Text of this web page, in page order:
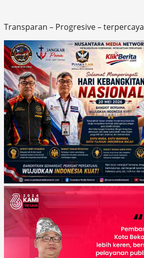
Transparan – Progresive – terpercaya